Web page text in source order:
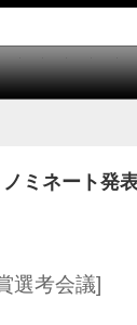
ミネート発
選考会議]